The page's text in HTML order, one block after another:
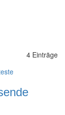
4 Einträge